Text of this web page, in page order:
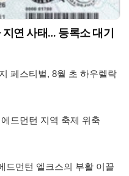
연 사태… 등록소 대기
페스티벌, 8월 초 하우렐락
드먼턴 지역 축제 위축
드먼턴 엘크스의 부활 이끌